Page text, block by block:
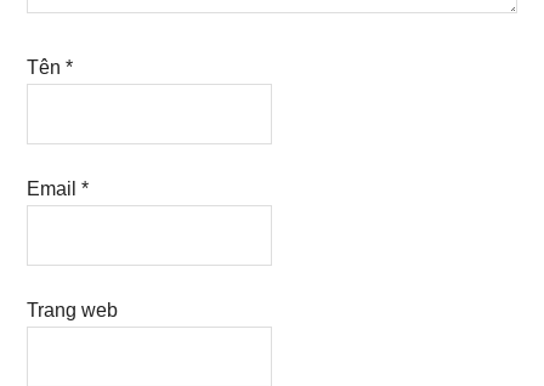
Tên*
Email*
Trang web